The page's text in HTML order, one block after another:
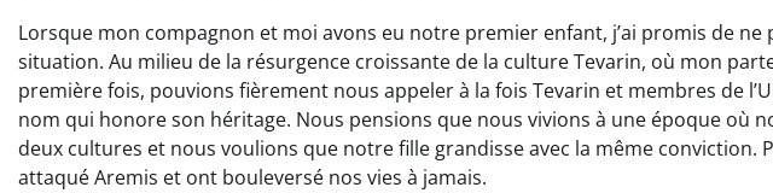
Lorsque mon compagnon et moi avons eu notre premier enfant, j’ai promis de
situation. Au milieu de la résurgence croissante de la culture Tevarin, où mon
première fois, pouvions fièrement nous appeler à la fois Tevarin et membres de
nom qui honore son héritage. Nous pensions que nous vivions à une époque où
deux cultures et nous voulions que notre fille grandisse avec la même conviction.
attaqué Aremis et ont bouleversé nos vies à jamais.